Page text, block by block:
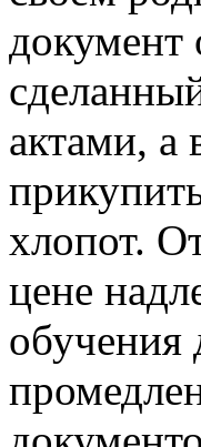
документ
актами, а
хлопот.
цене
обучения